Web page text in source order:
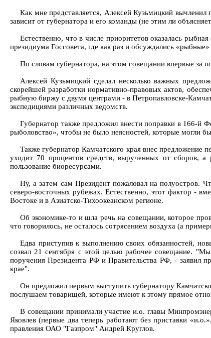
Как мне представляется, Алексей Кузьмицкий
зависит от губернатора и его команды (не этим ли
Естественно, что в числе приоритетов оказалась
президиума Госсовета, где как раз и обсуждались
По словам губернатора, на этом совещании впервые за
Алексей Кузьмицкий сделал несколько важных
скорейшей разработки нормативно-правовых актов,
рыбную биржу с двумя центрами - в Петропавловске-
экспедициями различных ведомств.
Губернатор также предложил внести поправки в 166-й
рыболовство», чтобы не было неясностей, которые могли
Также губернатор Камчатского края внес предложение
уходит 70 процентов средств, вырученных от сборов,
пользование биоресурсами.
Ну, а затем сам Президент пожаловал на полуостров.
северо-восточных рубежах. Естественно, этот фактор -
Востоке и в Азиатско-Тихоокеанском регионе.
Об экономике-то и шла речь на совещании, которое
что говорилось, не осталось сотрясением воздуха (а
Едва приступив к выполнению своих обязанностей,
созвал 21 сентября с этой целью рабочее совещание.
поручения Президента РФ и Правительства РФ, - заявил
крае".
Он предложил первым выступить губернатору
послушаем товарищей, которые имеют к этому прямое
В совещании принимали участие и.о. главы
Яковлев (первые два теперь работают без приставки
правления ОАО "Газпром" Андрей Круглов.